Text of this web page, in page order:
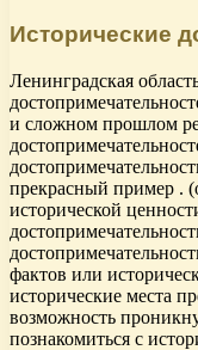
Исторические
Ленинградская
и сложном прошлом
прекрасный пример .
исторической
фактов или
исторические места
возможность
познакомиться с